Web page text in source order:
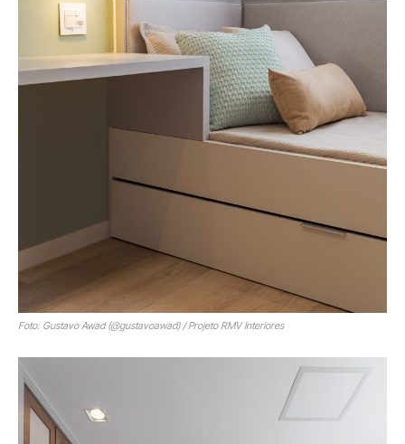
Foto: Gustavo Awad (@gustavoawad) / Projeto RMV Interiores